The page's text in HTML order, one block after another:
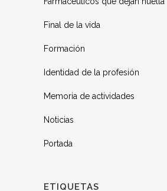
Final de la vida
Formación
Identidad de la profesión
Memoria de actividades
Noticias
Portada
ETIQUETAS